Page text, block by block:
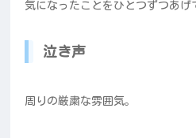
気になったことをひとつずつあげ
泣き声
周りの厳粛な雰囲気。